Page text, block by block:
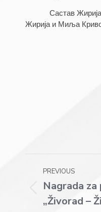
Састав
Жирија и Миља
Post
PREVIOUS
Previous
post:
Nagrada
„Živorad –